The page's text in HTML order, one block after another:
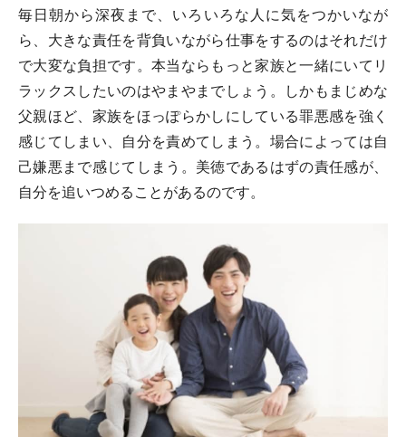
毎日朝から深夜まで、いろいろな人に気をつかいなが
ら、大きな責任を背負いながら仕事をするのはそれだけ
で大変な負担です。本当ならもっと家族と一緒にいてリ
ラックスしたいのはやまやまでしょう。しかもまじめな
父親ほど、家族をほっぽらかしにしている罪悪感を強く
感じてしまい、自分を責めてしまう。場合によっては自
己嫌悪まで感じてしまう。美徳であるはずの責任感が、
自分を追いつめることがあるのです。